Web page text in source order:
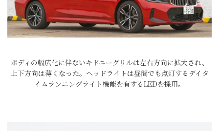
ボディの幅広化に伴ないキドニーグリルは左右方向に拡大され、
上下方向は薄くなった。ヘッドライトは昼間でも点灯するデイタ
イムランニングライト機能を有するLEDを採用。